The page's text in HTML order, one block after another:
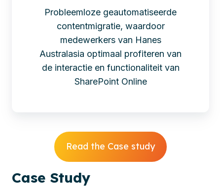
Probleemloze geautomatiseerde
contentmigratie, waardoor
medewerkers van Hanes
Australasia optimaal profiteren van
de interactie en functionaliteit van
SharePoint Online
Read the Case study
Case Study